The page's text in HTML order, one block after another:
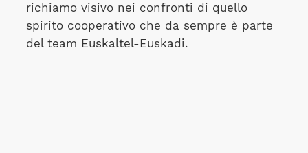
richiamo visivo nei confronti di quello
spirito cooperativo che da sempre è parte
del team Euskaltel-Euskadi.